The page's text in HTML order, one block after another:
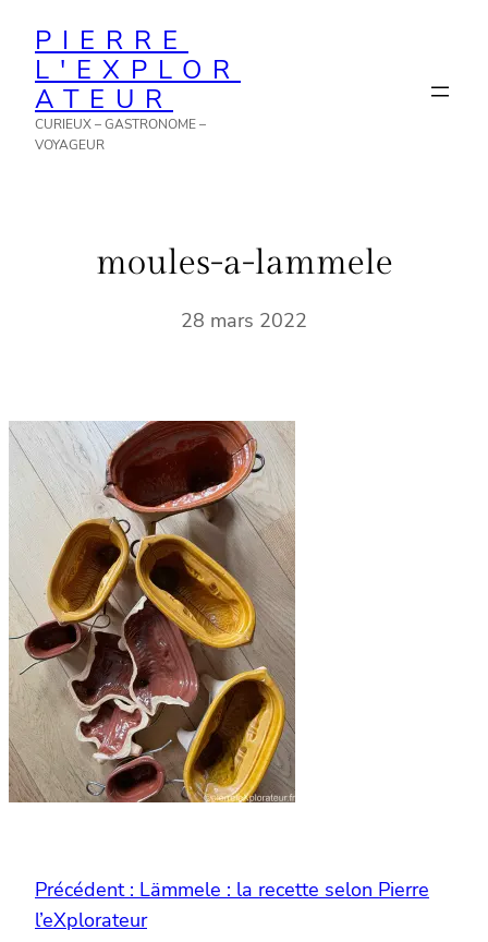
contenu
PIERRE
L'EXPLOR
ATEUR
CURIEUX – GASTRONOME –
VOYAGEUR
moules-a-lammele
28 mars 2022
Précédent : Lämmele : la recette selon Pierre
l’eXplorateur